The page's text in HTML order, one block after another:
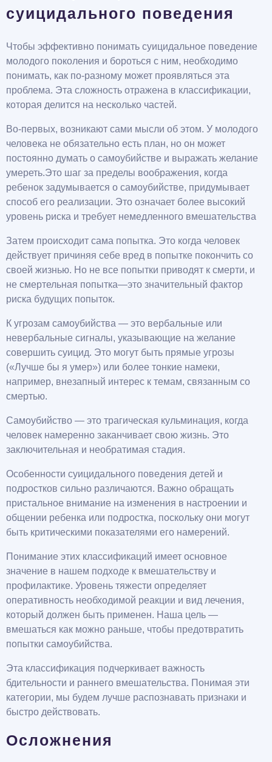
суицидального поведения
Чтобы эффективно понимать суицидальное поведение
молодого поколения и бороться с ним, необходимо
понимать, как по-разному может проявляться эта
проблема. Эта сложность отражена в классификации,
которая делится на несколько частей.
Во-первых, возникают сами мысли об этом. У молодого
человека не обязательно есть план, но он может
постоянно думать о самоубийстве и выражать желание
умереть.Это шаг за пределы воображения, когда
ребенок задумывается о самоубийстве, придумывает
способ его реализации. Это означает более высокий
уровень риска и требует немедленного вмешательства
Затем происходит сама попытка. Это когда человек
действует причиняя себе вред в попытке покончить со
своей жизнью. Но не все попытки приводят к смерти, и
не смертельная попытка—это значительный фактор
риска будущих попыток.
К угрозам самоубийства — это вербальные или
невербальные сигналы, указывающие на желание
совершить суицид. Это могут быть прямые угрозы
(«Лучше бы я умер») или более тонкие намеки,
например, внезапный интерес к темам, связанным со
смертью.
Самоубийство — это трагическая кульминация, когда
человек намеренно заканчивает свою жизнь. Это
заключительная и необратимая стадия.
Особенности суицидального поведения детей и
подростков сильно различаются. Важно обращать
пристальное внимание на изменения в настроении и
общении ребенка или подростка, поскольку они могут
быть критическими показателями его намерений.
Понимание этих классификаций имеет основное
значение в нашем подходе к вмешательству и
профилактике. Уровень тяжести определяет
оперативность необходимой реакции и вид лечения,
который должен быть применен. Наша цель —
вмешаться как можно раньше, чтобы предотвратить
попытки самоубийства.
Эта классификация подчеркивает важность
бдительности и раннего вмешательства. Понимая эти
категории, мы будем лучше распознавать признаки и
быстро действовать.
Осложнения